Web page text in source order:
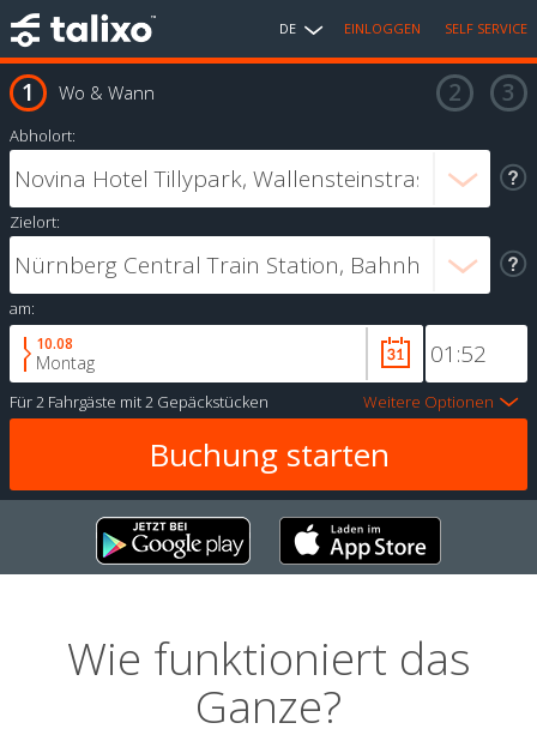
DE EINLOGGEN SELF SERVICE
Wo & Wann
Abholort:
Zielort:
am:
10.08
Montag
Für2 Fahrgäste mit2 Gepäckstücken Weitere Optionen
Wie funktioniert das
Ganze?